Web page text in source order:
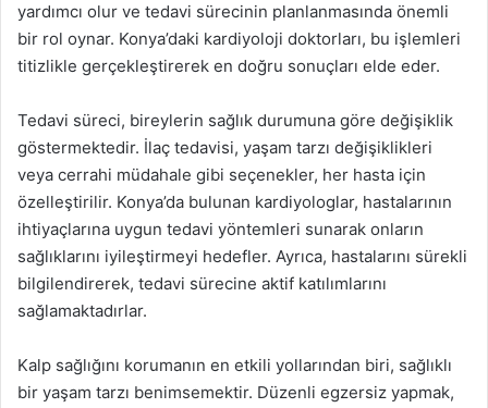
yardımcı olur ve tedavi sürecinin planlanmasında önemli
bir rol oynar. Konya’daki kardiyoloji doktorları, bu işlemleri
titizlikle gerçekleştirerek en doğru sonuçları elde eder.
Tedavi süreci, bireylerin sağlık durumuna göre değişiklik
göstermektedir. İlaç tedavisi, yaşam tarzı değişiklikleri
veya cerrahi müdahale gibi seçenekler, her hasta için
özelleştirilir. Konya’da bulunan kardiyologlar, hastalarının
ihtiyaçlarına uygun tedavi yöntemleri sunarak onların
sağlıklarını iyileştirmeyi hedefler. Ayrıca, hastalarını sürekli
bilgilendirerek, tedavi sürecine aktif katılımlarını
sağlamaktadırlar.
Kalp sağlığını korumanın en etkili yollarından biri, sağlıklı
bir yaşam tarzı benimsemektir. Düzenli egzersiz yapmak,